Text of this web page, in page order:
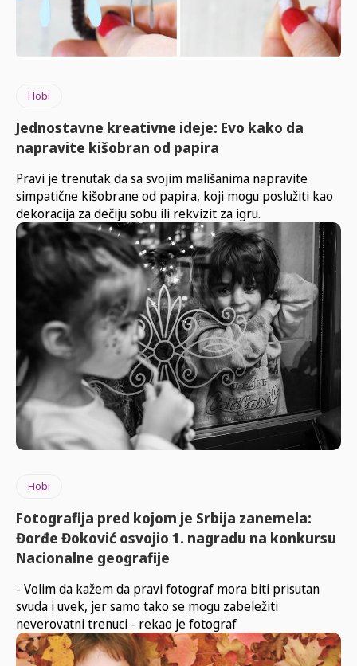
Hobi
Jednostavne kreativne ideje: Evo kako da
napravite kišobran od papira
Pravi je trenutak da sa svojim mališanima napravite
simpatične kišobrane od papira, koji mogu poslužiti kao
dekoracija za dečiju sobu ili rekvizit za igru.
Hobi
Fotografija pred kojom je Srbija zanemela:
Đorđe Đoković osvojio 1. nagradu na konkursu
Nacionalne geografije
- Volim da kažem da pravi fotograf mora biti prisutan
svuda i uvek, jer samo tako se mogu zabeležiti
neverovatni trenuci - rekao je fotograf